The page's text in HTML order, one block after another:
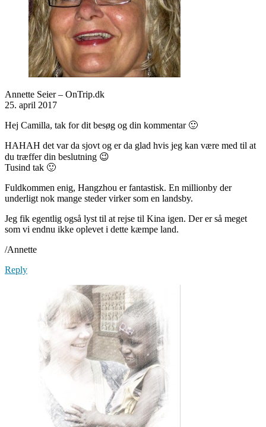
Annette Seier – OnTrip.dk
25. april 2017
Hej Camilla, tak for dit besøg og din kommentar 🙂
HAHAH det var da sjovt og er da glad hvis jeg kan være med til at
du træffer din beslutning 😉
Tusind tak 🙂
Fuldkommen enig, Hangzhou er fantastisk. En millionby der
underligt nok mange steder virker som en landsby.
Jeg fik egentlig også lyst til at rejse til Kina igen. Der er så meget
som vi endnu ikke oplevet i dette kæmpe land.
/Annette
Reply